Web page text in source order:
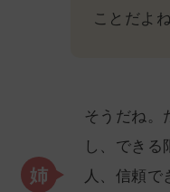
ことだよね
そうだね。
し、できる
人、信頼で